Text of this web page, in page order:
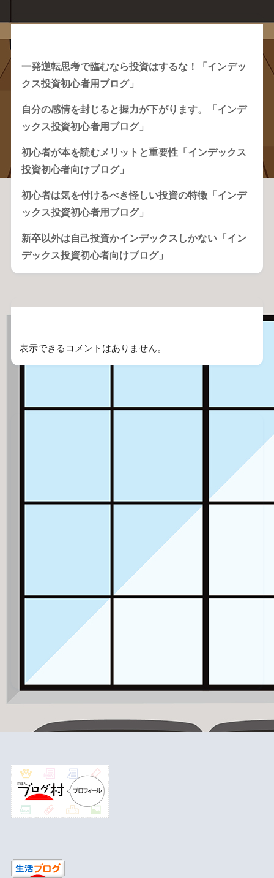
一発逆転思考で臨むなら投資はするな！「インデッ
クス投資初心者用ブログ」
自分の感情を封じると握力が下がります。「インデ
ックス投資初心者用ブログ」
初心者が本を読むメリットと重要性「インデックス
投資初心者向けブログ」
初心者は気を付けるべき怪しい投資の特徴「インデ
ックス投資初心者用ブログ」
新卒以外は自己投資かインデックスしかない「イン
デックス投資初心者向けブログ」
表示できるコメントはありません。